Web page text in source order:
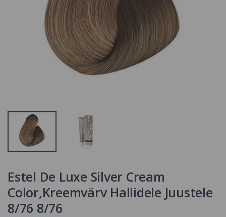
Estel De Luxe Silver Cream
Color,Kreemvärv Hallidele Juustele
8/76 8/76
Estel De Luxe
Silver Cream
Color,Kreemvärv
Hallidele
Juustele 7/76
7.13 €
Estel De Luxe
Silver Cream
7.13 €
Estel De Luxe
Silver Cream
Hallidele
Juustele 6/37